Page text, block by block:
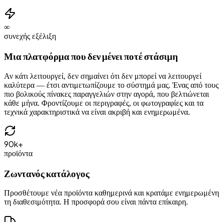
∞
συνεχής εξέλιξη
Μια πλατφόρμα που δεν μένει ποτέ στάσιμη
Αν κάτι λειτουργεί, δεν σημαίνει ότι δεν μπορεί να λειτουργεί
καλύτερα — έτσι αντιμετωπίζουμε το σύστημά μας. Ένας από τους
πιο βολικούς πίνακες παραγγελιών στην αγορά, που βελτιώνεται
κάθε μήνα. Φροντίζουμε οι περιγραφές, οι φωτογραφίες και τα
τεχνικά χαρακτηριστικά να είναι ακριβή και ενημερωμένα.
90k+
προϊόντα
Ζωντανός κατάλογος
Προσθέτουμε νέα προϊόντα καθημερινά και κρατάμε ενημερωμένη
τη διαθεσιμότητα. Η προσφορά σου είναι πάντα επίκαιρη.